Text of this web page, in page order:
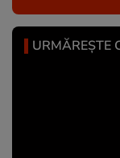
URMĂREȘTE